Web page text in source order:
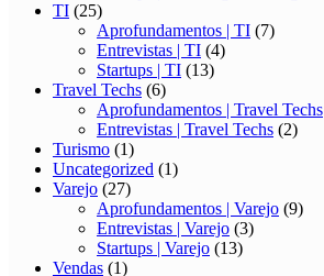
TI (25)
Aprofundamentos | TI (7)
Entrevistas | TI (4)
Startups | TI (13)
Travel Techs (6)
Aprofundamentos | Travel Techs
Entrevistas | Travel Techs (2)
Turismo (1)
Uncategorized (1)
Varejo (27)
Aprofundamentos | Varejo (9)
Entrevistas | Varejo (3)
Startups | Varejo (13)
Vendas (1)